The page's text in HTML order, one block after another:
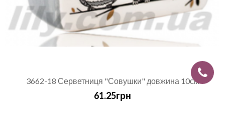
3662-18 Серветниця "Совушки" довжина 10см
61.25грн